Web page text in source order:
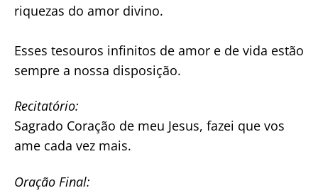
riquezas do amor divino.
Esses tesouros infinitos de amor e de vida estão
sempre a nossa disposição.
Recitatório:
Sagrado Coração de meu Jesus, fazei que vos
ame cada vez mais.
Oração Final: